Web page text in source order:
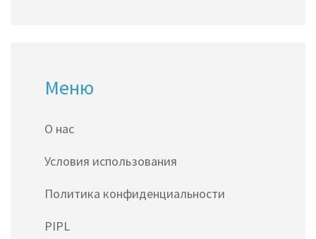
Меню
О нас
Условия использования
Политика конфиденциальности
PIPL